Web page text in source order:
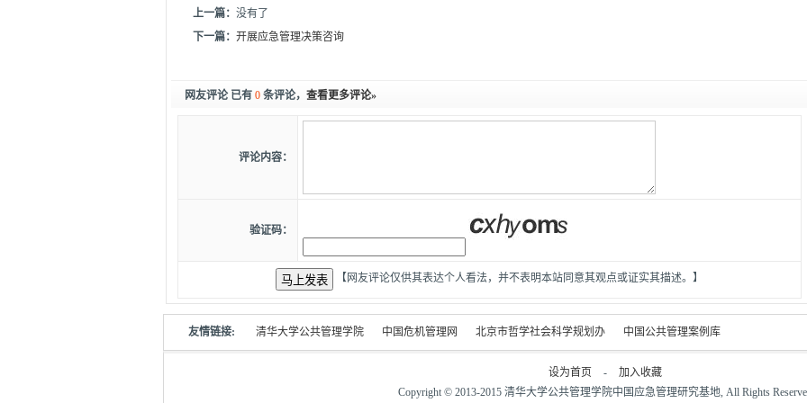
上一篇：没有了
下一篇：开展应急管理决策咨询
网友评论 已有 0 条评论， 查看更多评论»
评论内容：
验证码：
【网友评论仅供其表达个人看法，并不表明本站同意其观点或证实其描述。】
友情链接: 清华大学公共管理学院 中国危机管理网 北京市哲学社会科学规划办 中国公共管理案例库
设为首页 -
加入收藏
Copyright © 2013-2015 清华大学公共管理学院中国应急管理研究基地, All Rights